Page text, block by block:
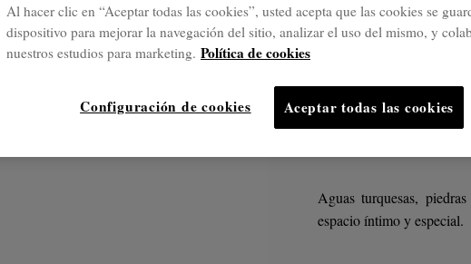
Proyectos
Es
Aguas turquesas,
espacio íntimo y especial.
Al hacer clic en “Aceptar todas las cookies”, usted acepta que las cookies se
dispositivo para mejorar la navegación del sitio, analizar el uso del mismo, y
nuestros estudios para marketing. Política de cookies
Aceptar todas las cookies
Configuración de cookies